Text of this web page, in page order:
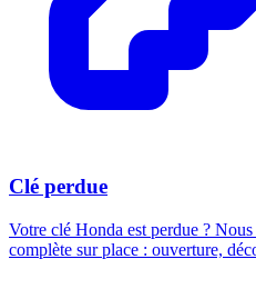
Clé perdue
Votre clé Honda est perdue ?
complète sur place : ouverture,